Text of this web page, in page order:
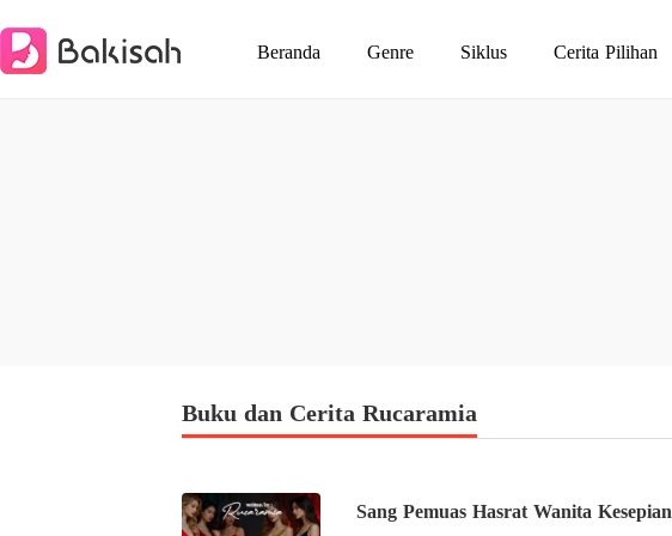
Beranda Genre Siklus Cerita Pilihan
Buku dan Cerita Rucaramia
Sang Pemuas Hasrat Wanita Kesepian